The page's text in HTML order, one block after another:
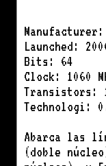
Launched:
Bits: 64
Clock: 1060
Transistors:
Technologi:
Abarca las
(doble